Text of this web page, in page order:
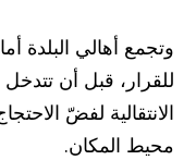
وتجمع أهالي البلدة
للقرار، قبل أن تتدخل
الانتقالية لفضّ
محيط المكان.